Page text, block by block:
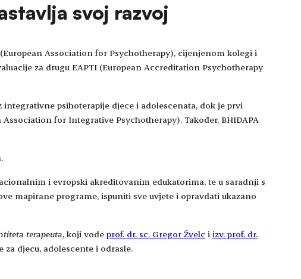
svoj razvoj
Association for Psychotherapy), cijenjenom kolegi i
za drugu EAPTI (European Accreditation Psychotherapy
psihoterapije djece i adolescenata, dok je prvi
Association for Integrative Psychotherapy). Također, BHIDAPA
i evropski akreditovanim edukatorima, te u saradnji s
mapirane programe, ispuniti sve uvjete i opravdati ukazano
terapeuta, koji vode prof. dr. sc. Gregor Žvelc i izv. prof. dr.
djecu, adolescente i odrasle.